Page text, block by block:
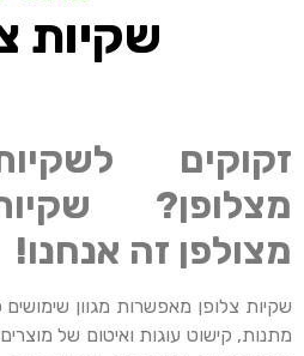
שקיות
זקוקים
מצלופן?
מצולפן זה אנחנו!
שקיות צלופן מאפשרות מגוון
מתנות, קישוט עוגות ואיטום של